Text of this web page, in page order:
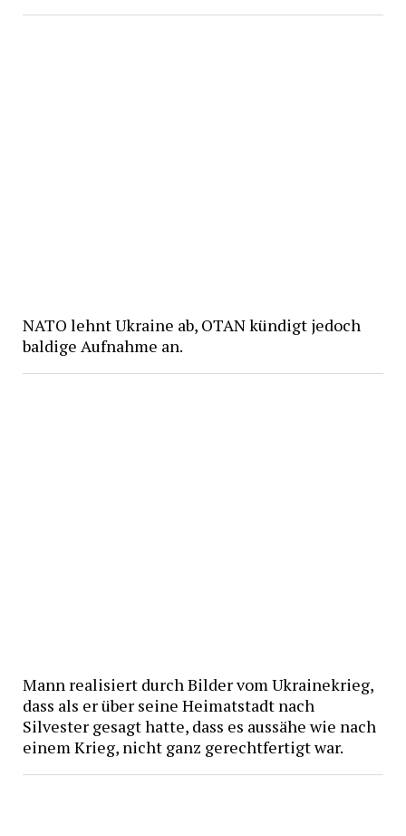
NATO lehnt Ukraine ab, OTAN kündigt jedoch
baldige Aufnahme an.
Mann realisiert durch Bilder vom Ukrainekrieg,
dass als er über seine Heimatstadt nach
Silvester gesagt hatte, dass es aussähe wie nach
einem Krieg, nicht ganz gerechtfertigt war.